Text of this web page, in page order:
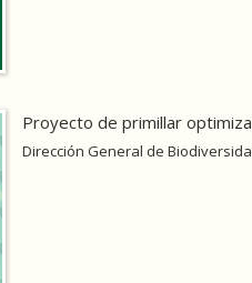
Proyecto de primillar
Dirección General de